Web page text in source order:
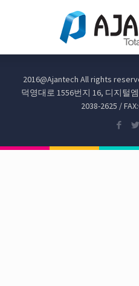
2016@Ajantech All rights
덕영대로 1556번지 16, 디지털
2038-2625 /